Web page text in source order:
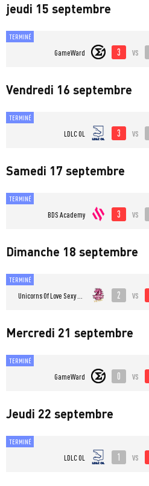
jeudi 15 septembre
TERMINÉ
GameWard 3 vs
Vendredi 16 septembre
TERMINÉ
LDLC OL 3 vs
Samedi 17 septembre
TERMINÉ
BDS Academy 3 vs
Dimanche 18 septembre
TERMINÉ
2 vs
Mercredi 21 septembre
TERMINÉ
GameWard 0 vs
Jeudi 22 septembre
TERMINÉ
LDLC OL 1 vs